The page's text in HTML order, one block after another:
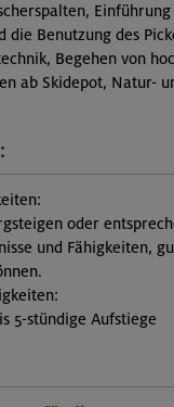
die Benutzung des
Begehen von
ab Skidepot, Natur-
oder
und Fähigkeiten,
5-stündige Aufstiege